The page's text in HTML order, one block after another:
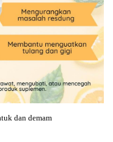
dan demam